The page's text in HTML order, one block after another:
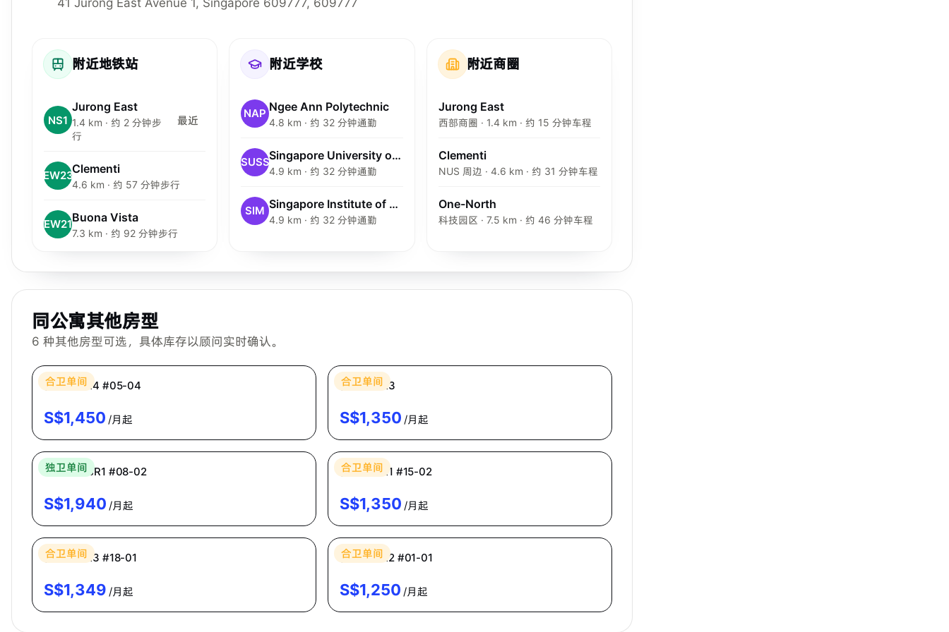
附近地铁站
NS1
Jurong East
1.4 km · 约 2 分钟步
行
最近
EW23Clementi
4.6 km · 约 57 分钟步行
EW21Buona Vista
7.3 km · 约 92 分钟步行
附近学校
NAP Ngee Ann Polytechnic
4.8 km · 约 32 分钟通勤
SUSS Singapore University of Social Sciences
4.9 km · 约 32 分钟通勤
SIM Singapore Institute of Management
4.9 km · 约 32 分钟通勤
附近商圈
Jurong East
西部商圈 · 1.4 km · 约 15 分钟车程
Clementi
NUS 周边 · 4.6 km · 约 31 分钟车程
One-North
科技园区 · 7.5 km · 约 46 分钟车程
同公寓其他房型
6 种其他房型可选，具体库存以顾问实时确认。
合卫单间
Bespoke Habitat 共居
普通房 CR4 #05-04
S$1,450 /月起
合卫单间
普通房 CR3
S$1,350 /月起
独卫单间
主人房 MBR1 #08-02
S$1,940 /月起
合卫单间
普通房 CR1 #15-02
S$1,350 /月起
合卫单间
普通房 CR3 #18-01
S$1,349 /月起
合卫单间
普通房 CR2 #01-01
S$1,250 /月起